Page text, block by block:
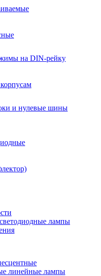
на DIN-рейку
и нулевые шины
лампы
линейные лампы